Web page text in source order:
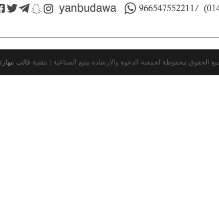
الحقوق محفوظة لجمعية الدعوة والارشادة بينبع الصناعية | بتقنية قالب